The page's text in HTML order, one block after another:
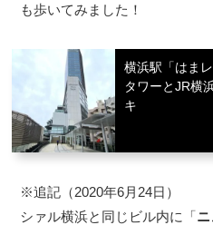
も歩いてみました！
横浜駅「はま
タワーとJR横
キ
※追記（2020年6月24日）
シァル横浜と同じビル内に「